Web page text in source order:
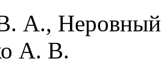
А.,
А. В.